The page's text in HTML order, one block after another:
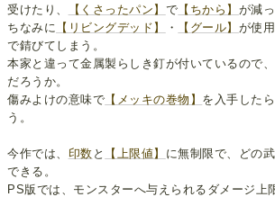
受けたり、
【くさったパン】 で 【ちから】 が減
ちなみに
【リビングデッド】 ・ 【グール】 が使
で錆びてしまう。
本家と違って金属製らしき釘が付いているので
だろうか。
傷みよけの意味で 【メッキの巻物】 を入手した
う。
今作では、 印数 と 【上限値】 に無制限で、どの
できる。
PS版では、モンスターへ与えられるダメージ上